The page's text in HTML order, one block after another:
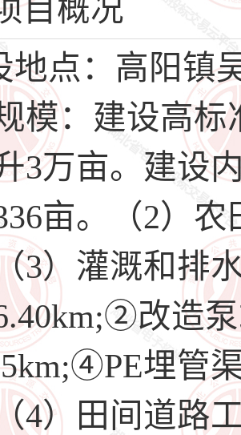
目概况
地点：高阳镇
模：建设高
3万亩。建设
亩。（2）
3）灌溉和排
改造
埋管
4）田间道路